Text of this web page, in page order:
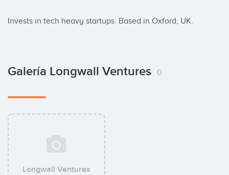
Invests in tech heavy startups. Based in Oxford, UK.
Galería Longwall Ventures 0
Longwall Ventures